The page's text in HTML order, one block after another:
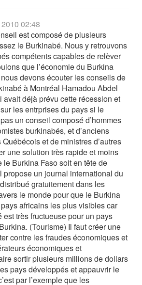
02:48
est composé de plusieurs
le Burkinabé. Nous y retrouvons
compétents capables de relèver
que l’économie du Burkina
devons écouter les conseils de
à Montréal Hamadou Abdel
avait déjà prévu cette récession et
les entrprises du pays si le
un conseil composé d’hommes
burkinabés, et d’anciens
et de ministres d’autres
une solution très rapide et moins
le Burkina Faso soit en tête de
propose un journal international du
gratuitement dans les
le monde pour que le Burkina
africains les plus visibles car
très fructueuse pour un pays
(Tourisme) Il faut créer une
contre les fraudes économiques et
économiques et
sortir plusieurs millions de dollars
pays développés et appauvrir le
par l’exemple que les